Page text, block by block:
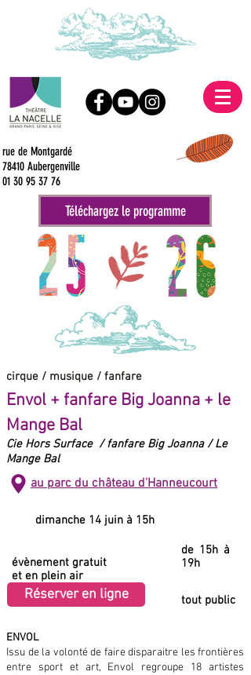
rue de Montgardé
78410 Aubergenville
01 30 95 37 76
Téléchargez le programme
cirque / musique / fanfare
Envol + fanfare Big Joanna + le
Mange Bal
Cie Hors Surface / fanfare Big Joanna / Le
Mange Bal
au parc du château d'Hanneucourt
dimanche 14 juin à 15h
de 15h à
19h
évènement gratuit
et en plein air
Réserver en ligne tout public
ENVOL
Issu de la volonté de faire disparaitre les frontières
entre sport et art, Envol regroupe 18 artistes